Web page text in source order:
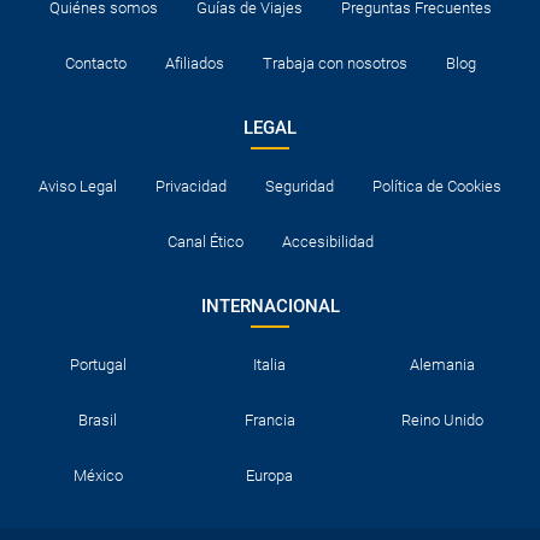
¿Por qué me sale el precio de un niño igual que el
¿Cuántas veces debo imprimir el bono de los
traslados?
Quiénes somos Guías de Viajes Preguntas Frecuentes
Contacto Afiliados Trabaja con nosotros Blog
LEGAL
Aviso Legal Privacidad Seguridad Política de Cookies
Canal Ético Accesibilidad
INTERNACIONAL
Portugal Italia Alemania
Brasil Francia Reino Unido
México Europa